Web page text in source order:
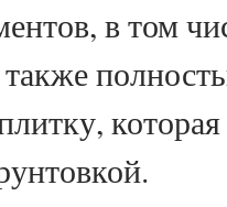
в том